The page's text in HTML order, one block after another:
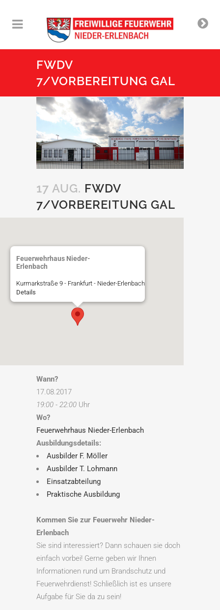
FWDV
7/VORBEREITUNG GAL
17 AUG. FWDV
7/VORBEREITUNG GAL
Feuerwehrhaus Nieder-
Erlenbach
Kurmarkstraße 9 - Frankfurt - Nieder-Erlenbach
Details
Wann?
17.08.2017
19:00 - 22:00 Uhr
Wo?
Feuerwehrhaus Nieder-Erlenbach
Ausbildungsdetails:
Ausbilder F. Möller
Ausbilder T. Lohmann
Einsatzabteilung
Praktische Ausbildung
Kommen Sie zur Feuerwehr Nieder-
Erlenbach
Sie sind interessiert? Dann schauen sie doch
einfach vorbei! Gerne geben wir Ihnen
Informationen rund um Brandschutz und
Feuerwehrdienst! Schließlich ist es unsere
Aufgabe für Sie da zu sein!